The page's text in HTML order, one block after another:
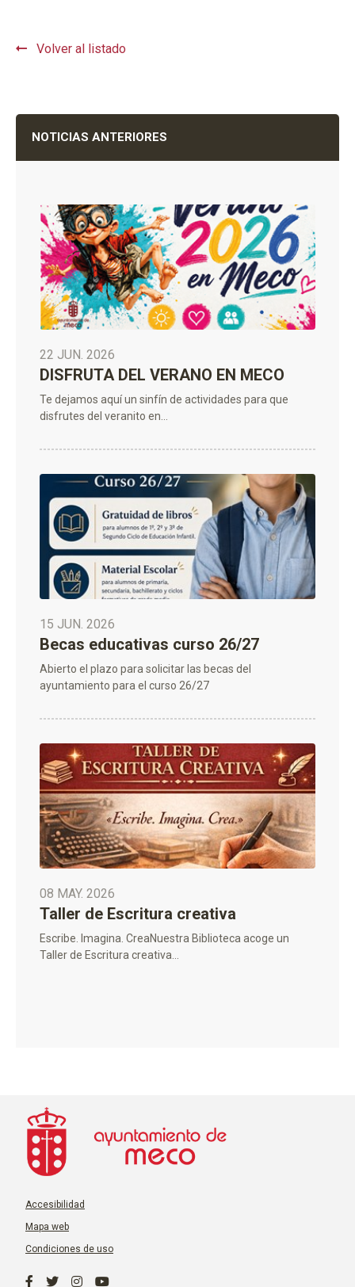
Volver al listado
NOTICIAS ANTERIORES
22 JUN. 2026
DISFRUTA DEL VERANO EN MECO
Te dejamos aquí un sinfín de actividades para que
disfrutes del veranito en...
15 JUN. 2026
Becas educativas curso 26/27
Abierto el plazo para solicitar las becas del
ayuntamiento para el curso 26/27
08 MAY. 2026
Taller de Escritura creativa
Escribe. Imagina. CreaNuestra Biblioteca acoge un
Taller de Escritura creativa...
Accesibilidad
Mapa web
Condiciones de uso